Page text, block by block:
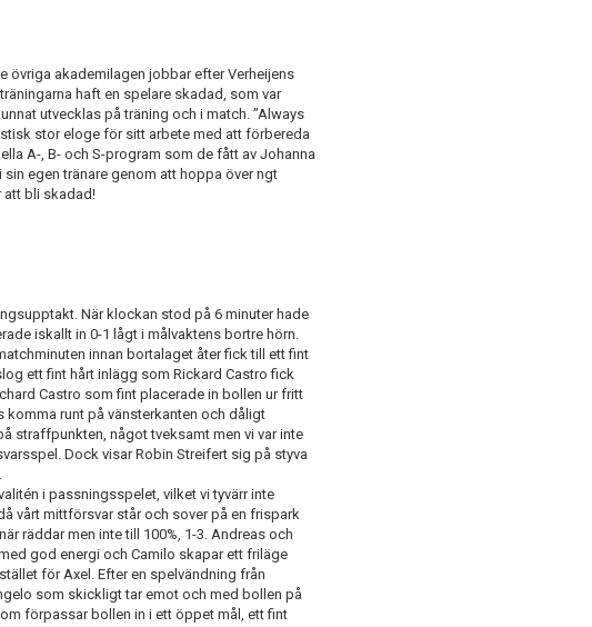
övriga akademilagen jobbar efter Verheijens
haft en spelare skadad, som var
utvecklas på träning och i match. ”Always
stor eloge för sitt arbete med att förbereda
A-, B- och S-program som de fått av Johanna
egen tränare genom att hoppa över ngt
att bli skadad!
När klockan stod på 6 minuter hade
iskallt in 0-1 lågt i målvaktens bortre hörn.
innan bortalaget åter fick till ett fint
ett fint hårt inlägg som Rickard Castro fick
Castro som fint placerade in bollen ur fritt
komma runt på vänsterkanten och dåligt
straffpunkten, något tveksamt men vi var inte
Dock visar Robin Streifert sig på styva
i passningsspelet, vilket vi tyvärr inte
vårt mittförsvar står och sover på en frispark
räddar men inte till 100%, 1-3. Andreas och
god energi och Camilo skapar ett friläge
för Axel. Efter en spelvändning från
som skickligt tar emot och med bollen på
förpassar bollen in i ett öppet mål, ett fint